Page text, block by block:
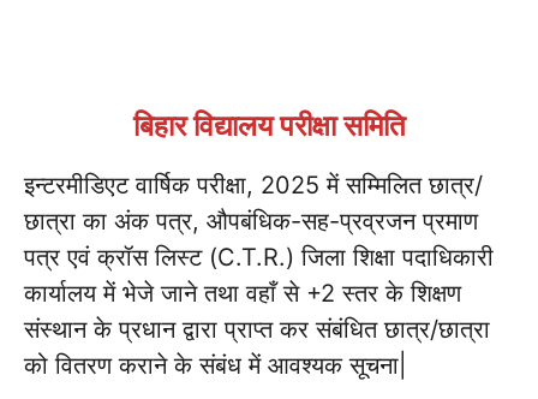
बिहार विद्यालय परीक्षा समिति
इन्टरमीडिएट वार्षिक परीक्षा, 2025 में सम्मिलित छात्र/
छात्रा का अंक पत्र, औपबंधिक-सह-प्रव्रजन प्रमाण
पत्र एवं क्रॉस लिस्ट (C.T.R.) जिला शिक्षा पदाधिकारी
कार्यालय में भेजे जाने तथा वहाँ से +2 स्तर के शिक्षण
संस्थान के प्रधान द्वारा प्राप्त कर संबंधित छात्र/छात्रा
को वितरण कराने के संबंध में आवश्यक सूचना|